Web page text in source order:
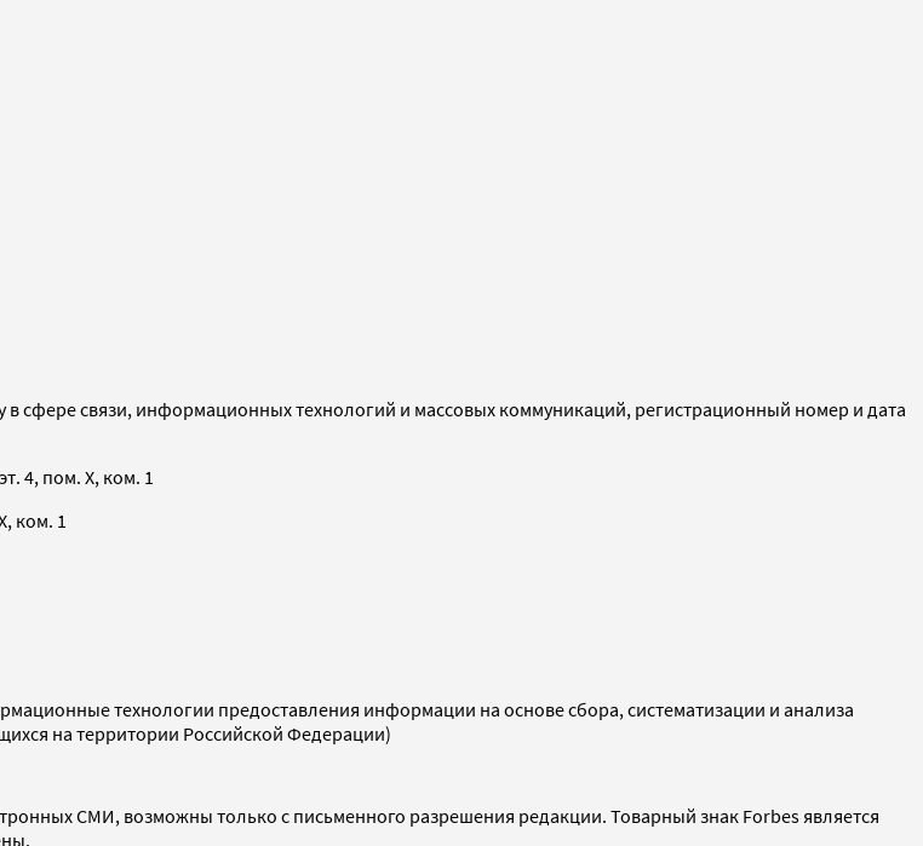
сфере связи, информационных технологий и массовых коммуникаций, регистрационный номер и дата
4, пом. X, ком. 1
ком. 1
технологии предоставления информации на основе сбора, систематизации и анализа
на территории Российской Федерации)
СМИ, возможны только с письменного разрешения редакции. Товарный знак Forbes является